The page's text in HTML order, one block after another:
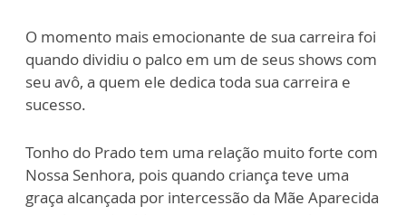
O momento mais emocionante de sua carreira foi
quando dividiu o palco em um de seus shows com
seu avô, a quem ele dedica toda sua carreira e
sucesso.
Tonho do Prado tem uma relação muito forte com
Nossa Senhora, pois quando criança teve uma
graça alcançada por intercessão da Mãe Aparecida